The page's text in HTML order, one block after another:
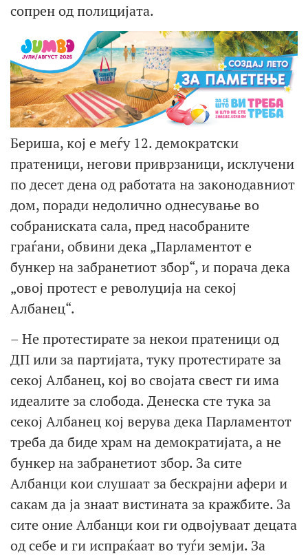
сопрен од полицијата.
Бериша, кој е меѓу 12. демократски
пратеници, негови приврзаници, исклучени
по десет дена од работата на законодавниот
дом, поради недолично однесување во
собраниската сала, пред насобраните
граѓани, обвини дека „Парламентот е
бункер на забранетиот збор“, и порача дека
„овој протест е револуција на секој
Албанец“.
– Не протестирате за некои пратеници од
ДП или за партијата, туку протестирате за
секој Албанец, кој во својата свест ги има
идеалите за слобода. Денеска сте тука за
секој Албанец кој верува дека Парламентот
треба да биде храм на демократијата, а не
бункер на забранетиот збор. За сите
Албанци кои слушаат за бескрајни афери и
сакам да ја знаат вистината за кражбите. За
сите оние Албанци кои ги одвојуваат децата
од себе и ги испраќаат во туѓи земји. За